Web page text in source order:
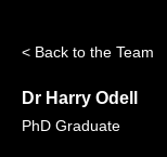
< Back to the Team
Dr Harry Odell
PhD Graduate